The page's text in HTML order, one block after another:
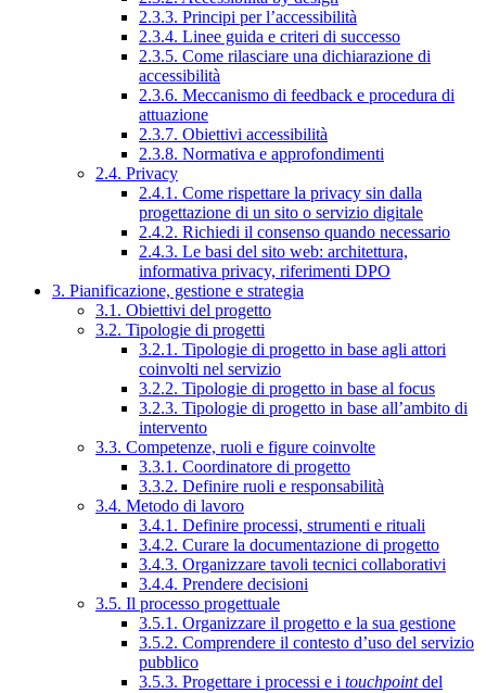
2.3.3. Principi per l’accessibilità
2.3.4. Linee guida e criteri di successo
2.3.5. Come rilasciare una dichiarazione di
accessibilità
2.3.6. Meccanismo di feedback e procedura di
attuazione
2.3.7. Obiettivi accessibilità
2.3.8. Normativa e approfondimenti
2.4. Privacy
2.4.1. Come rispettare la privacy sin dalla
progettazione di un sito o servizio digitale
2.4.2. Richiedi il consenso quando necessario
2.4.3. Le basi del sito web: architettura,
informativa privacy, riferimenti DPO
3. Pianificazione, gestione e strategia
3.1. Obiettivi del progetto
3.2. Tipologie di progetti
3.2.1. Tipologie di progetto in base agli attori
coinvolti nel servizio
3.2.2. Tipologie di progetto in base al focus
3.2.3. Tipologie di progetto in base all’ambito di
intervento
3.3. Competenze, ruoli e figure coinvolte
3.3.1. Coordinatore di progetto
3.3.2. Definire ruoli e responsabilità
3.4. Metodo di lavoro
3.4.1. Definire processi, strumenti e rituali
3.4.2. Curare la documentazione di progetto
3.4.3. Organizzare tavoli tecnici collaborativi
3.4.4. Prendere decisioni
3.5. Il processo progettuale
3.5.1. Organizzare il progetto e la sua gestione
3.5.2. Comprendere il contesto d’uso del servizio
pubblico
3.5.3. Progettare i processi e i touchpointdel